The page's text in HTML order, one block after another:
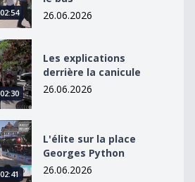
26.06.2026
la canicule
Les explications
derrière la canicule
26.06.2026
Georges Python
L'élite sur la place
Georges Python
26.06.2026